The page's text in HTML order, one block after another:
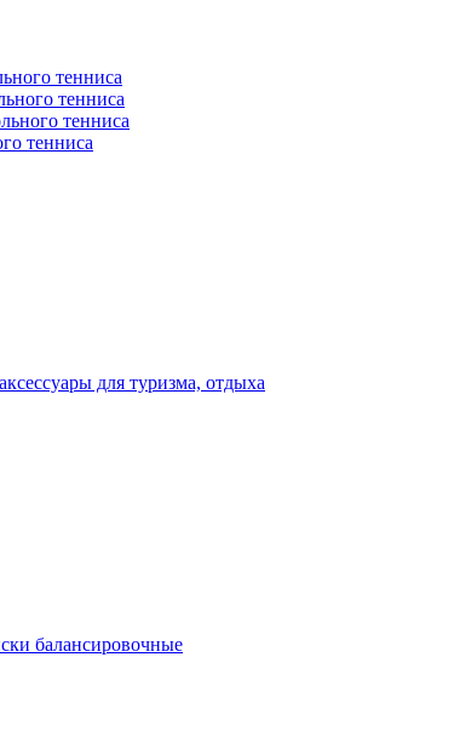
тенниса
тенниса
тенниса
тенниса
для туризма, отдыха
балансировочные